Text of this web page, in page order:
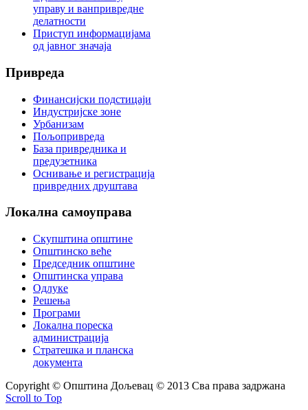
управу и ванпривредне
делатности
Приступ информацијама
од јавног значаја
Привреда
Финансијски подстицаји
Индустријске зоне
Урбанизам
Пољопривреда
База привредника и
предузетника
Оснивање и регистрација
привредних друштава
Локална самоуправа
Скупштина општине
Општинско веће
Председник општине
Општинска управа
Одлуке
Решења
Програми
Локална пореска
администрација
Стратешка и планска
документа
Copyright © Oпштина Дољевац © 2013 Сва права задржана
Scroll to Top